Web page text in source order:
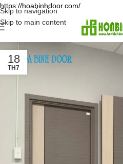
https://hoabinhdoor.com/
Skip to navigation
Skip to main content
18
TH7